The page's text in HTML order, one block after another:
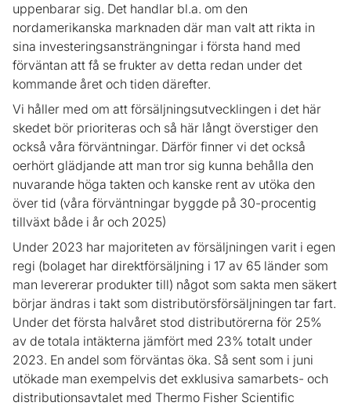
uppenbarar sig. Det handlar bl.a. om den
nordamerikanska marknaden där man valt att rikta in
sina investeringsansträngningar i första hand med
förväntan att få se frukter av detta redan under det
kommande året och tiden därefter.
Vi håller med om att försäljningsutvecklingen i det här
skedet bör prioriteras och så här långt överstiger den
också våra förväntningar. Därför finner vi det också
oerhört glädjande att man tror sig kunna behålla den
nuvarande höga takten och kanske rent av utöka den
över tid (våra förväntningar byggde på 30-procentig
tillväxt både i år och 2025)
Under 2023 har majoriteten av försäljningen varit i egen
regi (bolaget har direktförsäljning i 17 av 65 länder som
man levererar produkter till) något som sakta men säkert
börjar ändras i takt som distributörsförsäljningen tar fart.
Under det första halvåret stod distributörerna för 25%
av de totala intäkterna jämfört med 23% totalt under
2023. En andel som förväntas öka. Så sent som i juni
utökade man exempelvis det exklusiva samarbets- och
distributionsavtalet med Thermo Fisher Scientific